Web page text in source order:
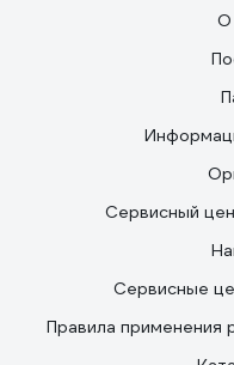
О
Сервисный
Сервисные
Правила применения